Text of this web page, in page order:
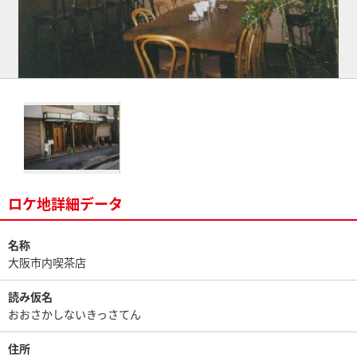
ロケ地詳細データ
名称
大阪市内喫茶店
読み仮名
おおさかしないきっさてん
住所